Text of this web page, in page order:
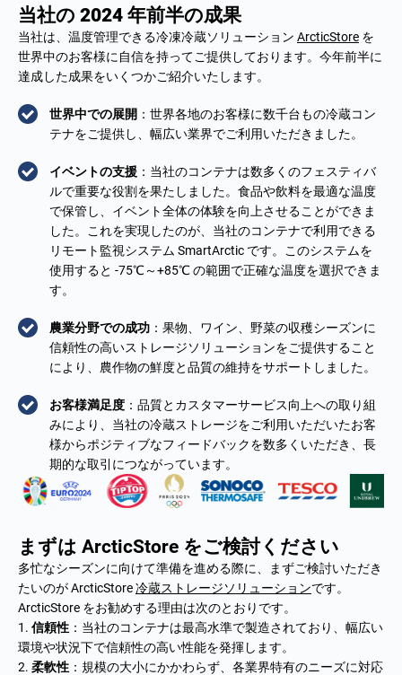
当社の 2024 年前半の成果
当社は、温度管理できる冷凍冷蔵ソリューション ArcticStore を
世界中のお客様に自信を持ってご提供しております。今年前半に
達成した成果をいくつかご紹介いたします。
世界中での展開 ：世界各地のお客様に数千台もの冷蔵コン
テナをご提供し、幅広い業界でご利用いただきました。
イベントの支援 ：当社のコンテナは数多くのフェスティバ
ルで重要な役割を果たしました。食品や飲料を最適な温度
で保管し、イベント全体の体験を向上させることができま
した。これを実現したのが、当社のコンテナで利用できる
リモート監視システム SmartArctic です。このシステムを
使用すると -75℃～+85℃ の範囲で正確な温度を選択できま
す。
農業分野での成功 ：果物、ワイン、野菜の収穫シーズンに
信頼性の高いストレージソリューションをご提供すること
により、農作物の鮮度と品質の維持をサポートしました。
お客様満足度 ：品質とカスタマーサービス向上への取り組
みにより、当社の冷蔵ストレージをご利用いただいたお客
様からポジティブなフィードバックを数多くいただき、長
期的な取引につながっています。
まずは ArcticStore をご検討ください
多忙なシーズンに向けて準備を進める際に、まずご検討いただき
たいのが ArcticStore冷蔵ストレージソリューションです。
ArcticStore をお勧めする理由は次のとおりです。
信頼性 ：当社のコンテナは最高水準で製造されており、幅広い
環境や状況下で信頼性の高い性能を発揮します。
柔軟性 ：規模の大小にかかわらず、各業界特有のニーズに対応